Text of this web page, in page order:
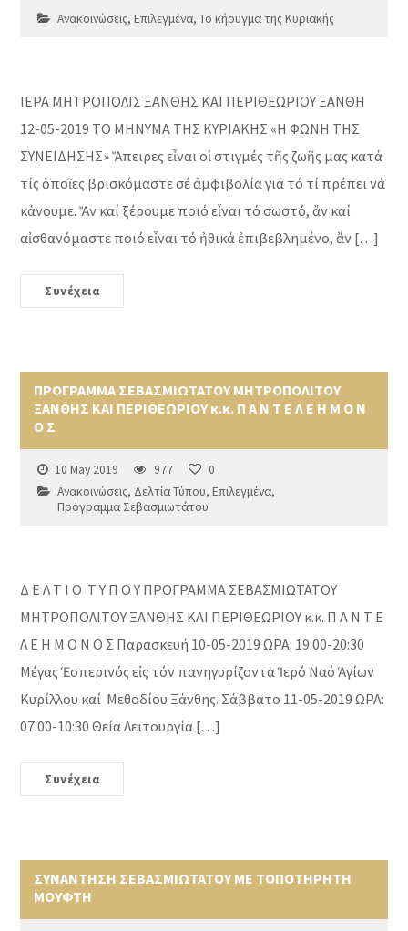
Ανακοινώσεις,Επιλεγμένα,Το κήρυγμα της Κυριακής
ΙΕΡΑ ΜΗΤΡΟΠΟΛΙΣ ΞΑΝΘΗΣ ΚΑΙ ΠΕΡΙΘΕΩΡΙΟΥ ΞΑΝΘΗ
12-05-2019 ΤΟ ΜΗΝΥΜΑ ΤΗΣ ΚΥΡΙΑΚΗΣ «Η ΦΩΝΗ ΤΗΣ
ΣΥΝΕΙΔΗΣΗΣ» Ἄπειρες εἶναι οἱ στιγμές τῆς ζωῆς μας κατά
τίς ὁποῖες βρισκόμαστε σέ ἀμφιβολία γιά τό τί πρέπει νά
κάνουμε. Ἄν καί ξέρουμε ποιό εἶναι τό σωστό, ἄν καί
αἰσθανόμαστε ποιό εἶναι τό ἠθικά ἐπιβεβλημένο, ἄν […]
Συνέχεια
ΠΡΟΓΡΑΜΜΑ ΣΕΒΑΣΜΙΩΤΑΤΟΥ ΜΗΤΡΟΠΟΛΙΤΟΥ
ΞΑΝΘΗΣ ΚΑΙ ΠΕΡΙΘΕΩΡΙΟΥ κ.κ. Π Α Ν Τ Ε Λ Ε Η Μ Ο Ν
Ο Σ
10 May 2019 977
0
Ανακοινώσεις, Δελτία Τύπου,Επιλεγμένα,
Πρόγραμμα Σεβασμιωτάτου
Δ Ε Λ Τ Ι Ο Τ Υ Π Ο Υ ΠΡΟΓΡΑΜΜΑ ΣΕΒΑΣΜΙΩΤΑΤΟΥ
ΜΗΤΡΟΠΟΛΙΤΟΥ ΞΑΝΘΗΣ ΚΑΙ ΠΕΡΙΘΕΩΡΙΟΥ κ.κ. Π Α Ν Τ Ε
Λ Ε Η Μ Ο Ν Ο Σ Παρασκευή 10-05-2019 ΩΡΑ: 19:00-20:30
Μέγας Ἑσπερινός εἰς τόν πανηγυρίζοντα Ἱερό Ναό Ἁγίων
Κυρίλλου καί Μεθοδίου Ξάνθης. Σάββατο 11-05-2019 ΩΡΑ:
07:00-10:30 Θεία Λειτουργία […]
Συνέχεια
ΣΥΝΑΝΤΗΣΗ ΣΕΒΑΣΜΙΩΤΑΤΟΥ ΜΕ ΤΟΠΟΤΗΡΗΤΗ
ΜΟΥΦΤΗ